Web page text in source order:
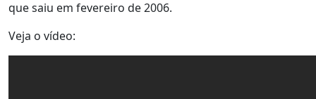
que saiu em fevereiro de 2006.
Veja o vídeo: